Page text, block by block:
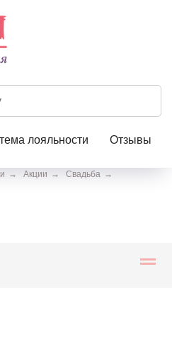
лояльности Отзывы
→ Акции → Свадьба →